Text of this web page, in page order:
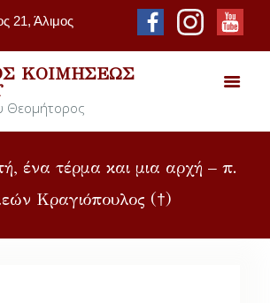
21, Άλιμος
ΚΟΙΜΉΣΕΩΣ
Θεομήτορος
ένα τέρμα και μια αρχή – π.
Κραγιόπουλος (†)